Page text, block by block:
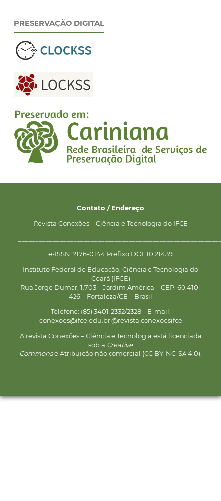
PRESERVAÇÃO DIGITAL
Contato / Endereço
Revista Conexões – Ciência e Tecnologia do IFCE
e-ISSN: 2176-0144 Prefixo DOI: 10.21439
Instituto Federal de Educação, Ciência e Tecnologia do
Ceará (IFCE)
Rua Jorge Dumar, 1.703 – Jardim América – CEP: 60.410-
426 – Fortaleza/CE – Brasil
Telefone: (85) 3401-2332/2328 – E-mail:
conexoes@ifce.edu.br @revista.conexoesifce
A revista Conexões – Ciência e Tecnologia está licenciada
sob a Creative
Commonse Atribuição não comercial (CC BY-NC-SA 4.0).